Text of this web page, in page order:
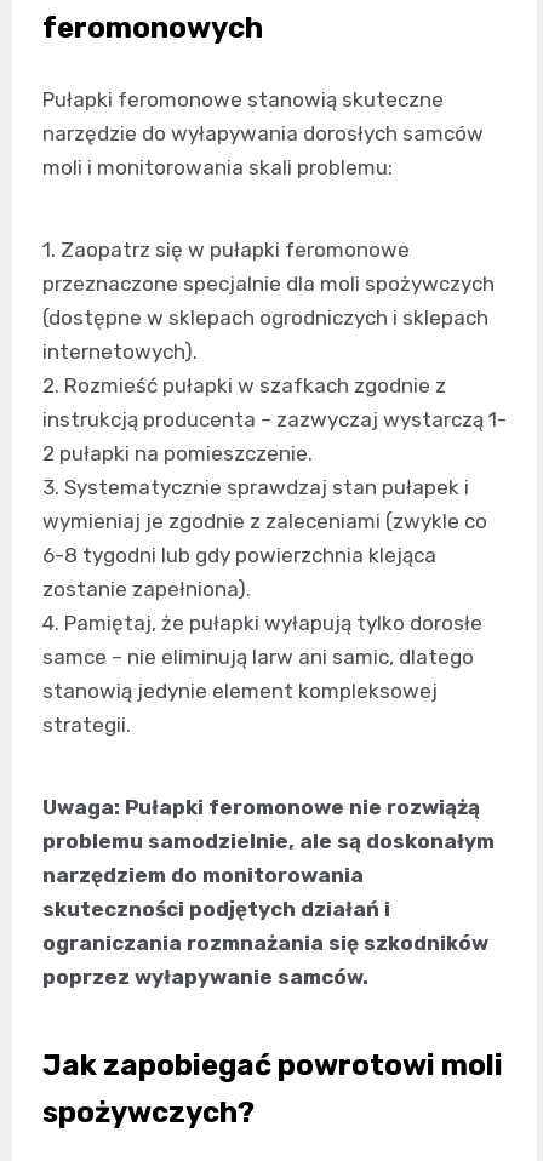
feromonowych
Pułapki feromonowe stanowią skuteczne
narzędzie do wyłapywania dorosłych samców
moli i monitorowania skali problemu:
1. Zaopatrz się w pułapki feromonowe
przeznaczone specjalnie dla moli spożywczych
(dostępne w sklepach ogrodniczych i sklepach
internetowych).
2. Rozmieść pułapki w szafkach zgodnie z
instrukcją producenta – zazwyczaj wystarczą 1-
2 pułapki na pomieszczenie.
3. Systematycznie sprawdzaj stan pułapek i
wymieniaj je zgodnie z zaleceniami (zwykle co
6-8 tygodni lub gdy powierzchnia klejąca
zostanie zapełniona).
4. Pamiętaj, że pułapki wyłapują tylko dorosłe
samce – nie eliminują larw ani samic, dlatego
stanowią jedynie element kompleksowej
strategii.
Uwaga: Pułapki feromonowe nie rozwiążą
problemu samodzielnie, ale są doskonałym
narzędziem do monitorowania
skuteczności podjętych działań i
ograniczania rozmnażania się szkodników
poprzez wyłapywanie samców.
Jak zapobiegać powrotowi moli
spożywczych?